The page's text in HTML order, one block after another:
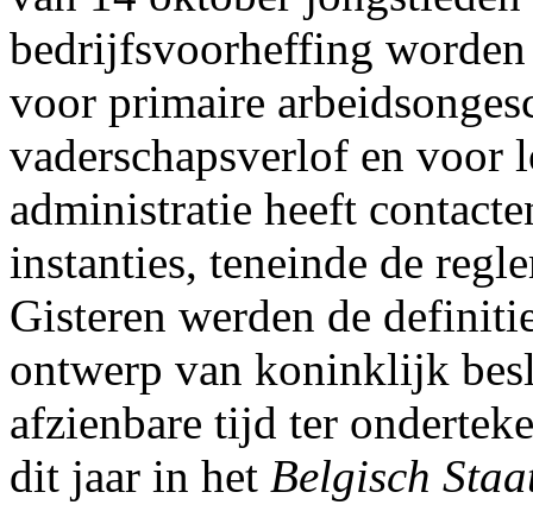
bedrijfsvoorheffing
voor primaire
vaderschapsverlof en voor
administratie heeft
instanties, teneinde de
Gisteren werden de
ontwerp van koninklijk
afzienbare tijd ter
dit jaar in het Belgisch